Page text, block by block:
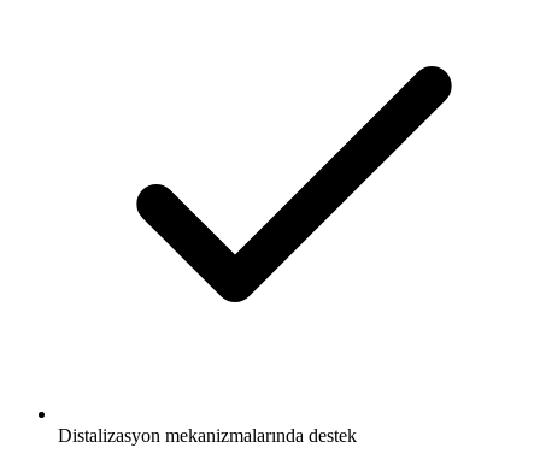
Distalizasyon mekanizmalarında destek